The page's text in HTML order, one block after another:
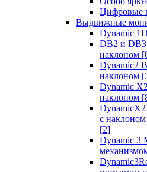
Цифровые
Выдвижные
Dynamic
DB2 и
наклоном
Dynamic2
наклоном
Dynamic
наклоном
с
[2]
Dynamic 3